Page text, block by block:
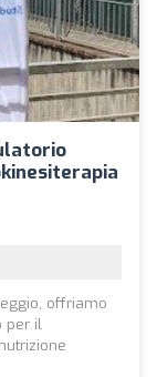
offriamo
per il